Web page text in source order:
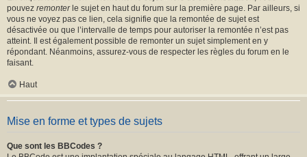
pouvez remonterle sujet en haut du forum sur la première page. Par ailleurs, si
vous ne voyez pas ce lien, cela signifie que la remontée de sujet est
désactivée ou que l’intervalle de temps pour autoriser la remontée n’est pas
atteint. Il est également possible de remonter un sujet simplement en y
répondant. Néanmoins, assurez-vous de respecter les règles du forum en le
faisant.
Haut
Mise en forme et types de sujets
Que sont les BBCodes ?